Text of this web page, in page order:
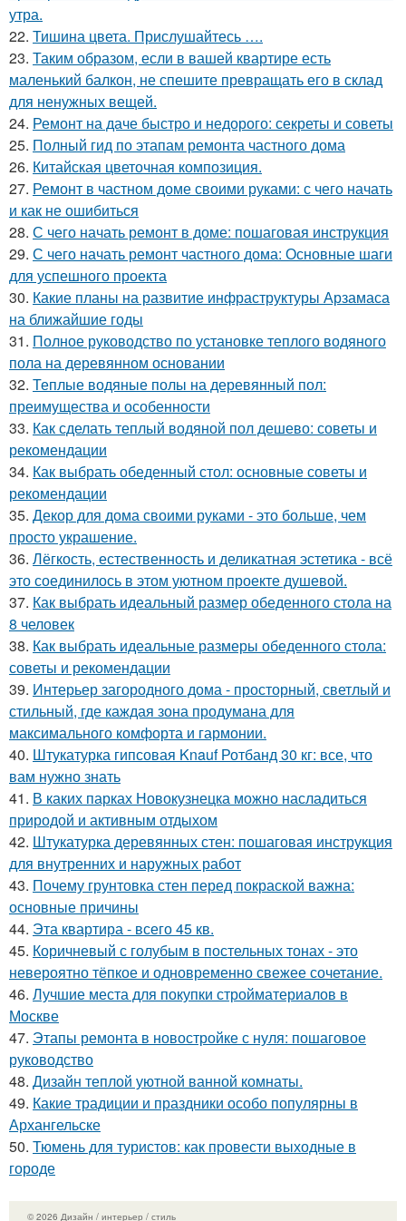
утра.
22. Тишина цвета. Прислушайтесь ….
23. Таким образом, если в вашей квартире есть
маленький балкон, не спешите превращать его в склад
для ненужных вещей.
24. Ремонт на даче быстро и недорого: секреты и советы
25. Полный гид по этапам ремонта частного дома
26. Китайская цветочная композиция.
27. Ремонт в частном доме своими руками: с чего начать
и как не ошибиться
28. С чего начать ремонт в доме: пошаговая инструкция
29. С чего начать ремонт частного дома: Основные шаги
для успешного проекта
30. Какие планы на развитие инфраструктуры Арзамаса
на ближайшие годы
31. Полное руководство по установке теплого водяного
пола на деревянном основании
32. Теплые водяные полы на деревянный пол:
преимущества и особенности
33. Как сделать теплый водяной пол дешево: советы и
рекомендации
34. Как выбрать обеденный стол: основные советы и
рекомендации
35. Декор для дома своими руками - это больше, чем
просто украшение.
36. Лёгкость, естественность и деликатная эстетика - всё
это соединилось в этом уютном проекте душевой.
37. Как выбрать идеальный размер обеденного стола на
8 человек
38. Как выбрать идеальные размеры обеденного стола:
советы и рекомендации
39. Интерьер загородного дома - просторный, светлый и
стильный, где каждая зона продумана для
максимального комфорта и гармонии.
40. Штукатурка гипсовая Knauf Ротбанд 30 кг: все, что
вам нужно знать
41. В каких парках Новокузнецка можно насладиться
природой и активным отдыхом
42. Штукатурка деревянных стен: пошаговая инструкция
для внутренних и наружных работ
43. Почему грунтовка стен перед покраской важна:
основные причины
44. Эта квартира - всего 45 кв.
45. Коричневый с голубым в постельных тонах - это
невероятно тёпкое и одновременно свежее сочетание.
46. Лучшие места для покупки стройматериалов в
Москве
47. Этапы ремонта в новостройке с нуля: пошаговое
руководство
48. Дизайн теплой уютной ванной комнаты.
49. Какие традиции и праздники особо популярны в
Архангельске
50. Тюмень для туристов: как провести выходные в
городе
© 2026 Дизайн / интерьер / стиль